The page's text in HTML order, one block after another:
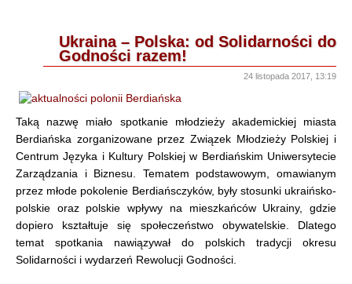
Ukraina – Polska: od Solidarności do
Godności razem!
24 listopada 2017, 13:19
Taką nazwę miało spotkanie młodzieży akademickiej miasta
Berdiańska zorganizowane przez Związek Młodzieży Polskiej i
Centrum Języka i Kultury Polskiej w Berdiańskim Uniwersytecie
Zarządzania i Biznesu. Tematem podstawowym, omawianym
przez młode pokolenie Berdiańsczyków, były stosunki ukraińsko-
polskie oraz polskie wpływy na mieszkańców Ukrainy, gdzie
dopiero kształtuje się społeczeństwo obywatelskie. Dlatego
temat spotkania nawiązywał do polskich tradycji okresu
Solidarności i wydarzeń Rewolucji Godności.